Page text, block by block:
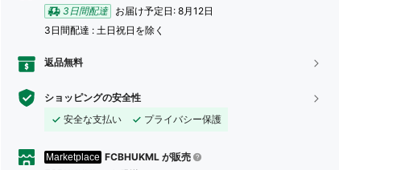
3日間配達
お届け予定日: 8月12日
3日間配達 : 土日祝日を除く
返品無料
ショッピングの安全性
安全な支払い
プライバシー保護
Marketplace FCBHUKML が販売